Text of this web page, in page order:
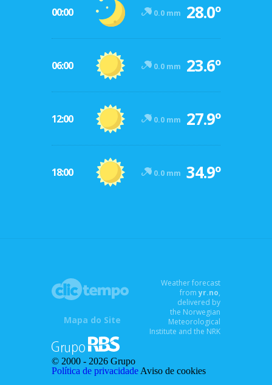
00:00 0.0 mm 28.0º
06:00 0.0 mm 23.6º
12:00 0.0 mm 27.9º
18:00 0.0 mm 34.9º
Mapa do Site
Weather forecast
fromyr.no,
delivered by
the Norwegian
Meteorological
Institute and the NRK
© 2000 - 2026 Grupo
Política de privacidade Aviso de cookies